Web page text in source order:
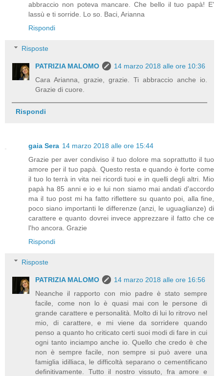
abbraccio non poteva mancare. Che bello il tuo papà! E'
lassù e ti sorride. Lo so. Baci, Arianna
Rispondi
Risposte
PATRIZIA MALOMO
14 marzo 2018 alle ore 10:36
Cara Arianna, grazie, grazie. Ti abbraccio anche io.
Grazie di cuore.
Rispondi
gaia Sera 14 marzo 2018 alle ore 15:44
Grazie per aver condiviso il tuo dolore ma soprattutto il tuo
amore per il tuo papà. Questo resta e quando è forte come
il tuo lo terrà in vita nei ricordi tuoi e in quelli degli altri. Mio
papà ha 85 anni e io e lui non siamo mai andati d'accordo
ma il tuo post mi ha fatto riflettere su quanto poi, alla fine,
poco siano importanti le differenze (anzi, le uguaglianze) di
carattere e quanto dovrei invece apprezzare il fatto che ce
l'ho ancora. Grazie
Rispondi
Risposte
PATRIZIA MALOMO
14 marzo 2018 alle ore 16:56
Neanche il rapporto con mio padre è stato sempre
facile, come non lo è quasi mai con le persone di
grande carattere e personalità. Molto di lui lo ritrovo nel
mio, di carattere, e mi viene da sorridere quando
penso a quanto ho criticato certi suoi modi di fare in cui
ogni tanto inciampo anche io. Quello che credo è che
non è sempre facile, non sempre si può avere una
famiglia idilliaca, le difficoltà separano o cementificano
definitivamente. Tutto il nostro vissuto, fra amore e